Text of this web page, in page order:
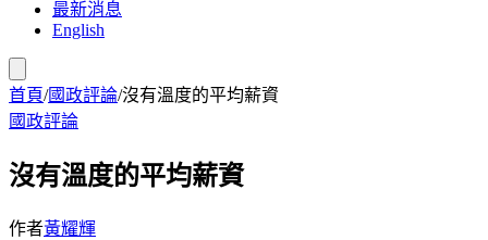
最新消息
English
首頁/國政評論/沒有溫度的平均薪資
國政評論
沒有溫度的平均薪資
作者黃耀輝